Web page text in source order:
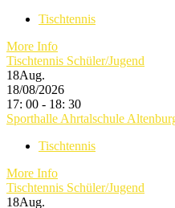
Tischtennis
More Info
Tischtennis Schüler/Jugend
18Aug.
18/08/2026
17: 00 - 18: 30
Sporthalle Ahrtalschule
Tischtennis
More Info
Tischtennis Schüler/Jugend
18Aug.